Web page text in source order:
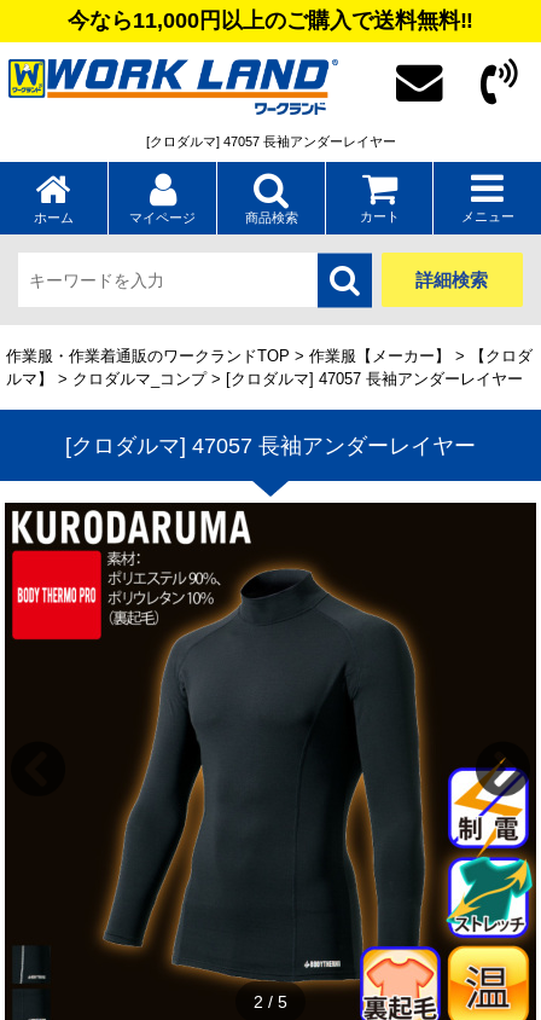
今なら11,000円以上のご購入で送料無料‼
[クロダルマ] 47057 長袖アンダーレイヤー
ホーム マイページ 商品検索 カート メニュー
詳細検索
作業服・作業着通販のワークランドTOP > 作業服【メーカー】 >
【クロダ
ルマ】
> クロダルマ_コンプ> [クロダルマ] 47057 長袖アンダーレイヤー
[クロダルマ] 47057 長袖アンダーレイヤー
2 / 5